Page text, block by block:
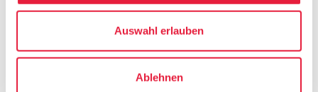
Auswahl erlauben
Ablehnen